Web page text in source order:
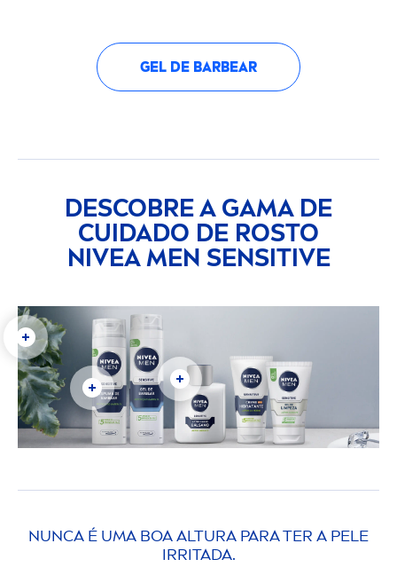
GEL DE BARBEAR
DESCOBRE A GAMA DE
CUIDADO DE ROSTO
NIVEA MEN SENSITIVE
NUNCA É UMA BOA ALTURA PARA TER A PELE
IRRITADA.